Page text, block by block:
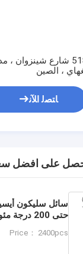
802 مبنى 11 رقم 518 شارع
، الصين
ﺎﺘﺼﻟ ﺍﻶﻧ
على افضل
سائل سليكون
حتى 200
العالية
Price： 2400pcs